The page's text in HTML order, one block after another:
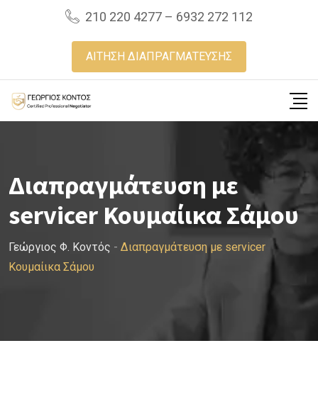
210 220 4277 – 6932 272 112
ΑΙΤΗΣΗ ΔΙΑΠΡΑΓΜΑΤΕΥΣΗΣ
Διαπραγμάτευση με
servicer Κουμαίικα Σάμου
Γεώργιος Φ. Κοντός - Διαπραγμάτευση με servicer
Κουμαίικα Σάμου